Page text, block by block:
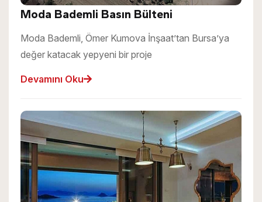
Moda Bademli Basın Bülteni
Moda Bademli, Ömer Kumova İnşaat’tan Bursa’ya
değer katacak yepyeni bir proje
Devamını Oku